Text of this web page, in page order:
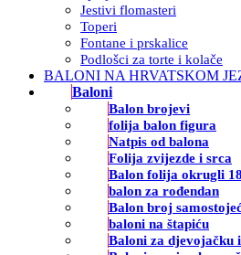
Jestivi flomasteri
Toperi
Fontane i prskalice
Podlošci za torte i kolače
BALONI NA HRVATSKOM
Baloni
Balon brojevi
folija balon figura
Natpis od balona
Folija zvijezde i srca
Balon folija okrugli 18
balon za rođendan
Balon broj
baloni na štapiću
Baloni za djevojačku